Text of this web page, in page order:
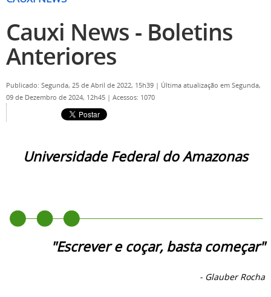
Cauxi News - Boletins
Anteriores
Publicado: Segunda, 25 de Abril de 2022, 15h39 | Última atualização em Segunda,
09 de Dezembro de 2024, 12h45 | Acessos: 1070
Universidade Federal do Amazonas
"Escrever e coçar, basta começar"
- Glauber Rocha